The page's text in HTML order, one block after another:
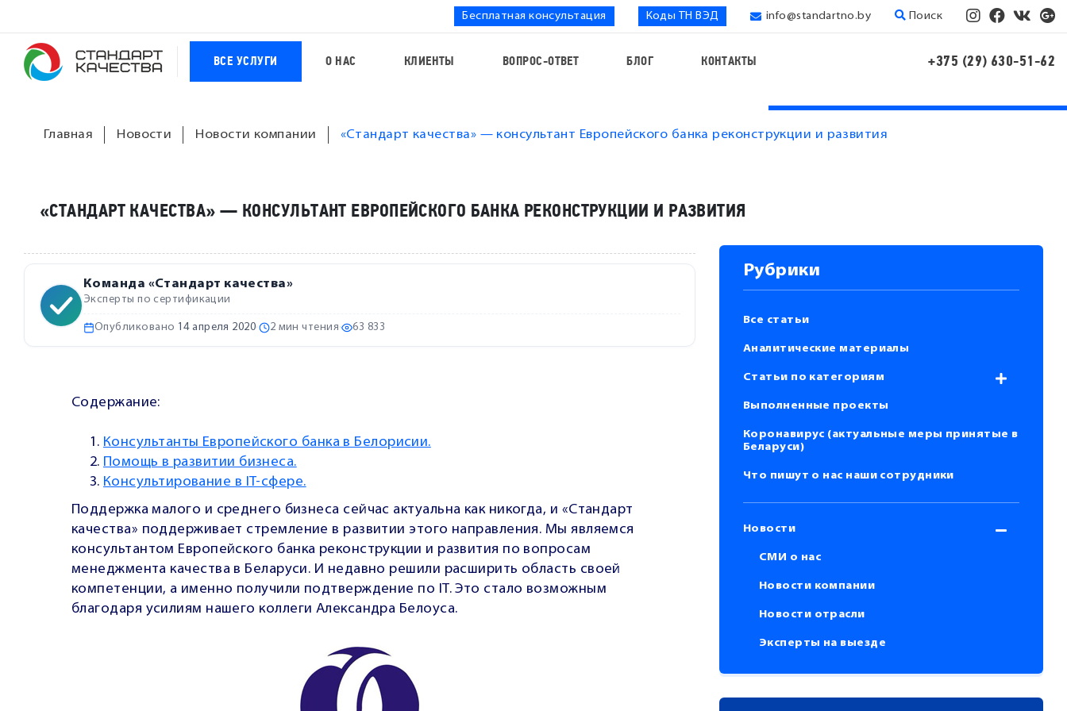
Бесплатная консультация Коды ТН ВЭД info@standartno.by Поиск
ВСЕ УСЛУГИ О НАС КЛИЕНТЫ ВОПРОС-ОТВЕТ БЛОГ КОНТАКТЫ +375 (29) 630-51-62
Главная Новости Новости компании «Стандарт качества» — консультант Европейского банка реконструкции и развития
«СТАНДАРТ КАЧЕСТВА» — КОНСУЛЬТАНТ ЕВРОПЕЙСКОГО БАНКА РЕКОНСТРУКЦИИ И РАЗВИТИЯ
Команда «Стандарт качества»
Эксперты по сертификации
Опубликовано 14 апреля 2020· 2 мин чтения· 63 833
Содержание:
Консультанты Европейского банка в Белорисии.
Помощь в развитии бизнеса.
Консультирование в IT-сфере.
Поддержка малого и среднего бизнеса сейчас актуальна как никогда, и «Стандарт
качества» поддерживает стремление в развитии этого направления. Мы являемся
консультантом Европейского банка реконструкции и развития по вопросам
менеджмента качества в Беларуси. И недавно решили расширить область своей
компетенции, а именно получили подтверждение по IT. Это стало возможным
благодаря усилиям нашего коллеги Александра Белоуса.
Рубрики
Все статьи
Аналитические материалы
Статьи по категориям
Выполненные проекты
Коронавирус (актуальные меры принятые в
Беларуси)
Что пишут о нас наши сотрудники
Новости
СМИ о нас
Новости компании
Новости отрасли
Эксперты на выезде